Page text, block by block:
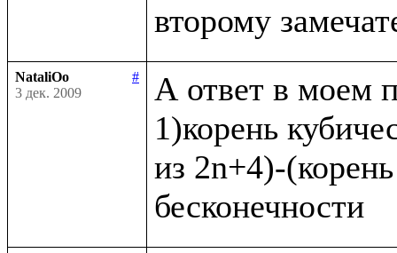
NataliOo
#
3 дек. 2009
А ответ в моем
1)корень
из 2n+4)-